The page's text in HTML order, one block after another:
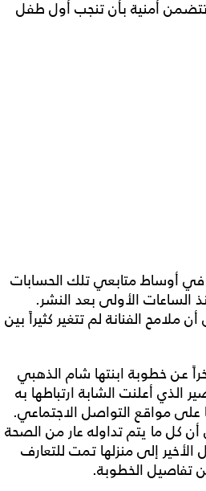
تتضمن أمنية بأن تنجب أول طفل
أوساط متابعي تلك الحسابات
الأولى بعد النشر.
ملامح الفنانة لم تتغير كثيراً بين
عن خطوبة ابنتها شام الذهبي
الذي أعلنت الشابة ارتباطها به
على مواقع التواصل الاجتماعي.
أن كل ما يتم تداوله عار من الصحة
الأخير إلى منزلها تمت للتعارف
تفاصيل الخطوبة.